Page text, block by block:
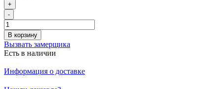
+
-
В корзину
Вызвать замерщика
Есть в наличии
Информация о доставке